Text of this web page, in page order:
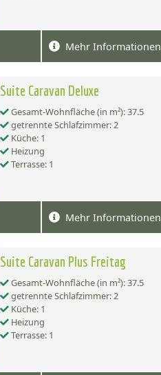
Mehr Informationen
Suite Caravan Deluxe
Gesamt-Wohnfläche (in m²): 37.5
getrennte Schlafzimmer: 2
Küche: 1
Heizung
Terrasse: 1
Mehr Informationen
Suite Caravan Plus Freitag
Gesamt-Wohnfläche (in m²): 37.5
getrennte Schlafzimmer: 2
Küche: 1
Heizung
Terrasse: 1